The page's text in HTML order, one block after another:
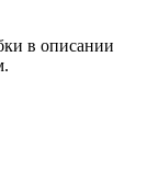
в описании